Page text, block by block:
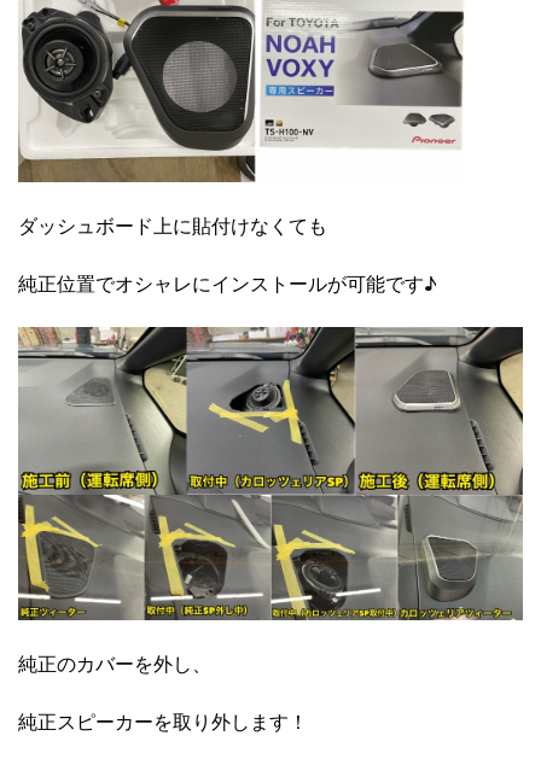
ダッシュボード上に貼付けなくても
純正位置でオシャレにインストールが可能です♪
純正のカバーを外し、
純正スピーカーを取り外します！